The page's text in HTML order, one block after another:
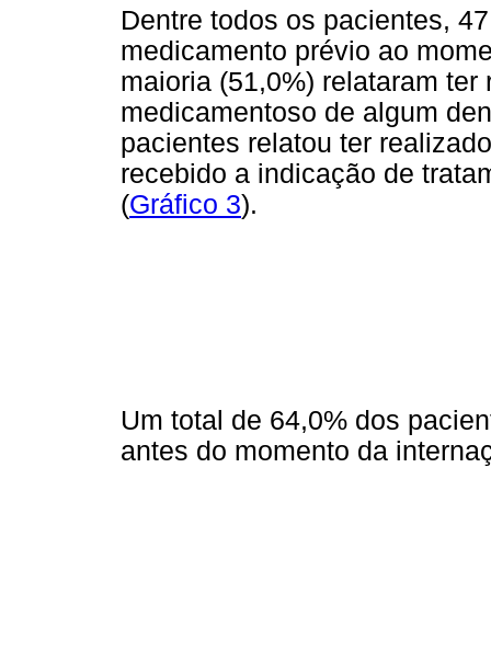
Dentre todos os pacientes,
medicamento prévio ao
maioria (51,0%) relataram
medicamentoso de algum
pacientes relatou ter
recebido a indicação de
(Gráfico 3).
Um total de 64,0% dos
antes do momento da